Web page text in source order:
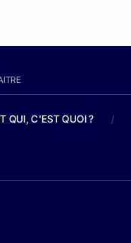
QUI, C'EST QUOI ? /